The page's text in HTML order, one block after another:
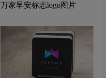
万家早安标志logo图片